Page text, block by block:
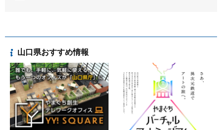
山口県おすすめ情報